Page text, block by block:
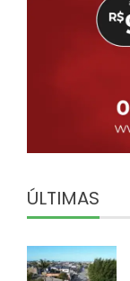
ÚLTIMAS